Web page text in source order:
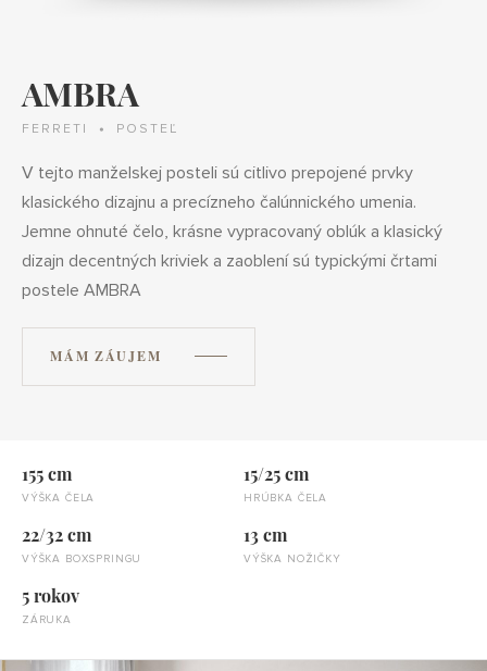
AMBRA
FERRETI POSTEĽ
V tejto manželskej posteli sú citlivo prepojené prvky
klasického dizajnu a precízneho čalúnnického umenia.
Jemne ohnuté čelo, krásne vypracovaný oblúk a klasický
dizajn decentných kriviek a zaoblení sú typickými črtami
postele AMBRA
MÁM ZÁUJEM
VÝŠKA ČELA
155 cm
HRÚBKA ČELA
15/25 cm
VÝŠKA BOXSPRINGU
22/32 cm
VÝŠKA NOŽIČKY
13 cm
ZÁRUKA
5 rokov